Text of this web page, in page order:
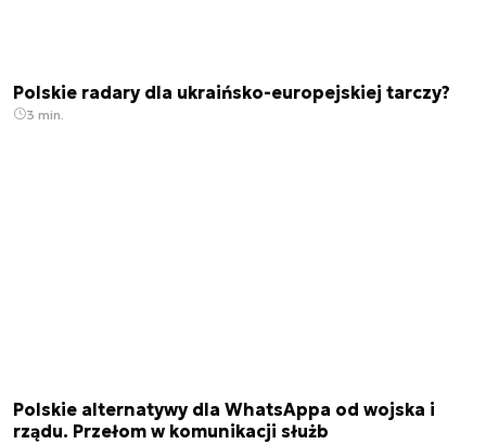
Polskie radary dla ukraińsko-europejskiej tarczy?
3 min.
Polskie alternatywy dla WhatsAppa od wojska i
rządu. Przełom w komunikacji służb